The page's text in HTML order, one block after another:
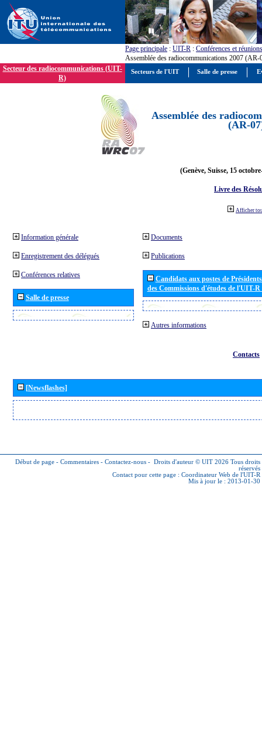
Page principale : UIT-R : Conférences et réunions
Assemblée des radiocommunications 2007 (AR-
Secteur des radiocommunications (UIT-
R)
Assemblée des
(AR-
(Genève, Suisse, 15
Livre des
Afficher
Information générale
Enregistrement des délégués
Conférences relatives
Salle de presse
Documents
Publications
Candidats aux postes de
des Commissions d'études de l'UIT-
Autres informations
Contacts
[Newsflashes]
Début de page - Commentaires - Contactez-nous - Droits d'auteur © UIT 2026 Tous droits
réservés
Contact pour cette page : Coordinateur Web de l'UIT-R
Mis à jour le : 2013-01-30
Secteurs de l'UIT Salle de presse